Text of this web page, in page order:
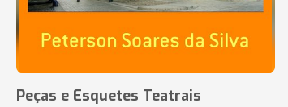
Peças e Esquetes Teatrais